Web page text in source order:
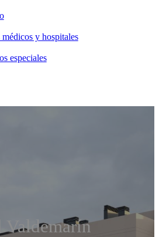
médicos y hospitales
especiales
Valdemarín